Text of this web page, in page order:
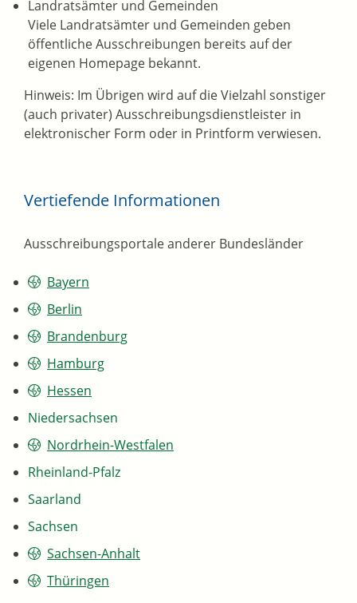
Landratsämter und Gemeinden
Viele Landratsämter und Gemeinden geben
öffentliche Ausschreibungen bereits auf der
eigenen Homepage bekannt.
Hinweis: Im Übrigen wird auf die Vielzahl sonstiger
(auch privater) Ausschreibungsdienstleister in
elektronischer Form oder in Printform verwiesen.
Vertiefende Informationen
Ausschreibungsportale anderer Bundesländer
Bayern
Berlin
Brandenburg
Hamburg
Hessen
Niedersachsen
Nordrhein-Westfalen
Rheinland-Pfalz
Saarland
Sachsen
Sachsen-Anhalt
Thüringen